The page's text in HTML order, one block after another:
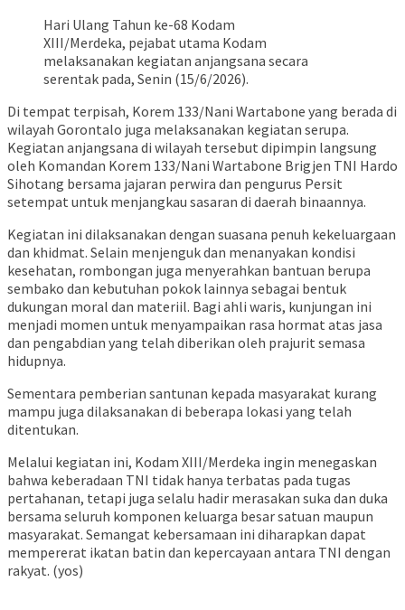
Hari Ulang Tahun ke-68 Kodam
XIII/Merdeka, pejabat utama Kodam
melaksanakan kegiatan anjangsana secara
serentak pada, Senin (15/6/2026).
Di tempat terpisah, Korem 133/Nani Wartabone yang berada di
wilayah Gorontalo juga melaksanakan kegiatan serupa.
Kegiatan anjangsana di wilayah tersebut dipimpin langsung
oleh Komandan Korem 133/Nani Wartabone Brigjen TNI Hardo
Sihotang bersama jajaran perwira dan pengurus Persit
setempat untuk menjangkau sasaran di daerah binaannya.
Kegiatan ini dilaksanakan dengan suasana penuh kekeluargaan
dan khidmat. Selain menjenguk dan menanyakan kondisi
kesehatan, rombongan juga menyerahkan bantuan berupa
sembako dan kebutuhan pokok lainnya sebagai bentuk
dukungan moral dan materiil. Bagi ahli waris, kunjungan ini
menjadi momen untuk menyampaikan rasa hormat atas jasa
dan pengabdian yang telah diberikan oleh prajurit semasa
hidupnya.
Sementara pemberian santunan kepada masyarakat kurang
mampu juga dilaksanakan di beberapa lokasi yang telah
ditentukan.
Melalui kegiatan ini, Kodam XIII/Merdeka ingin menegaskan
bahwa keberadaan TNI tidak hanya terbatas pada tugas
pertahanan, tetapi juga selalu hadir merasakan suka dan duka
bersama seluruh komponen keluarga besar satuan maupun
masyarakat. Semangat kebersamaan ini diharapkan dapat
mempererat ikatan batin dan kepercayaan antara TNI dengan
rakyat. (yos)